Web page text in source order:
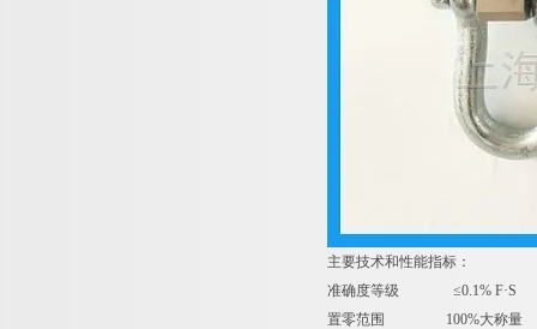
主要技术和性能指标：
准确度等级 ≤0.1% F·S
置零范围 100%大称量